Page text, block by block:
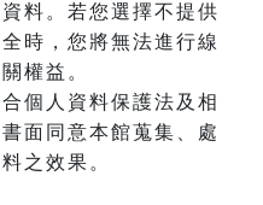
料。若您選擇不提供
時，您將無法進行線
權益。
個人資料保護法及相
面同意本館蒐集、處
之效果。